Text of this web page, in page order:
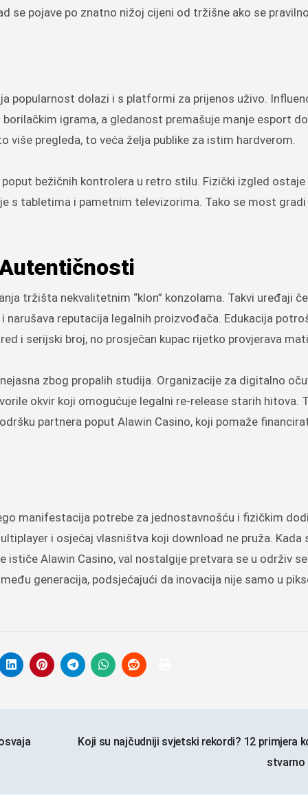
se pojave po znatno nižoj cijeni od tržišne ako se
popularnost dolazi i s platformi za prijenos uživo.
igrama, a gledanost premašuje manje esport
pregleda, to veća želja publike za istim hardverom.
bežičnih kontrolera u retro stilu. Fizički izgled ostaje
s tabletima i pametnim televizorima. Tako se most
tržišta nekvalitetnim “klon” konzolama. Takvi uređaji
reputacija legalnih proizvođača. Edukacija
i serijski broj, no prosječan kupac rijetko provjerava
zbog propalih studija. Organizacije za digitalno
okvir koji omogućuje legalni re-release starih hitova.
partnera poput Alawin Casino, koji pomaže
manifestacija potrebe za jednostavnošću i fizičkim
i osjećaj vlasništva koji download ne pruža. Kada
Alawin Casino, val nostalgije pretvara se u održiv
generacija, podsjećajući da inovacija nije samo u
Koji su najčudniji svjetski rekordi? 12 primjera